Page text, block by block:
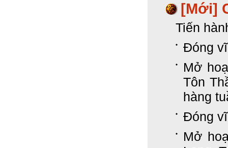
[Mới]
Tiến
Đóng
Mở
Tôn
hàng
Đóng
Mở